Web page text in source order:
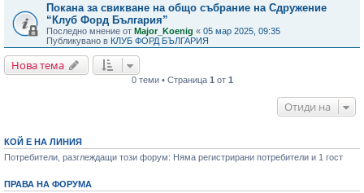
Покана за свикване на общо събрание на Сдружение
“Клуб Форд България”
Последно мнение от Major_Koenig « 05 мар 2025, 09:35
Публикувано в КЛУБ ФОРД БЪЛГАРИЯ
Нова тема
0 теми • Страница 1 от 1
Отиди на
КОЙ Е НА ЛИНИЯ
Потребители, разглеждащи този форум: Няма регистрирани потребители и 1 гост
ПРАВА НА ФОРУМА